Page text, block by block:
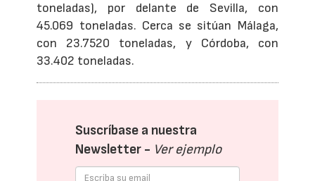
toneladas), por delante de Sevilla, con
45.069 toneladas. Cerca se sitúan Málaga,
con 23.7520 toneladas, y Córdoba, con
33.402 toneladas.
Suscríbase a nuestra
Newsletter - Ver ejemplo